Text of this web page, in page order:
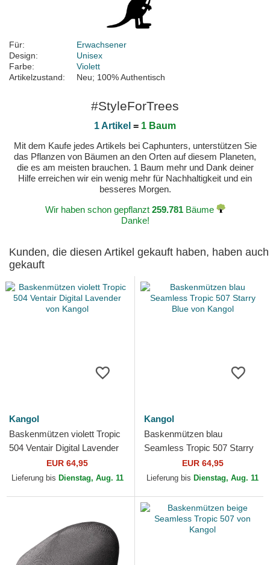
Für:
Erwachsener
Design:
Unisex
Farbe:
Violett
Artikelzustand:
Neu; 100% Authentisch
#StyleForTrees
1 Artikel = 1 Baum
Mit dem Kaufe jedes Artikels bei Caphunters, unterstützen Sie
das Pflanzen von Bäumen an den Orten auf diesem Planeten,
die es am meisten brauchen. 1 Baum mehr und Dank deiner
Hilfe erreichen wir ein wenig mehr für Nachhaltigkeit und ein
besseres Morgen.
Wir haben schon gepflanzt 259.781Bäume
Danke!
Kunden, die diesen Artikel gekauft haben, haben auch
gekauft
Kangol
Baskenmützen violett Tropic
504 Ventair Digital Lavender
von KangolEUR 64,95
Lieferung bis Dienstag, Aug. 11
Kangol
Baskenmützen blau
Seamless Tropic 507 Starry
Blue von Kangol
EUR 64,95
Lieferung bis Dienstag, Aug. 11